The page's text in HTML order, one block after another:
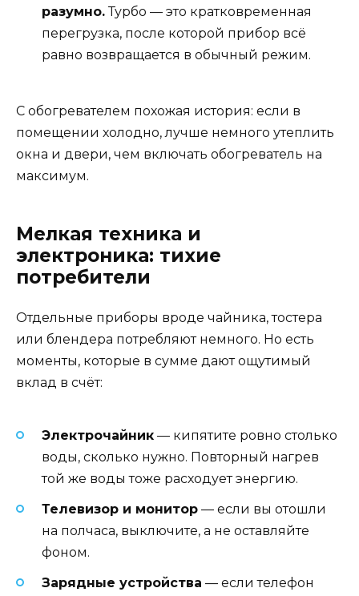
разумно.Турбо — это кратковременная
перегрузка, после которой прибор всё
равно возвращается в обычный режим.
С обогревателем похожая история: если в
помещении холодно, лучше немного утеплить
окна и двери, чем включать обогреватель на
максимум.
Мелкая техника и
электроника: тихие
потребители
Отдельные приборы вроде чайника, тостера
или блендера потребляют немного. Но есть
моменты, которые в сумме дают ощутимый
вклад в счёт:
Электрочайник — кипятите ровно столько
воды, сколько нужно. Повторный нагрев
той же воды тоже расходует энергию.
Телевизор и монитор — если вы отошли
на полчаса, выключите, а не оставляйте
фоном.
Зарядные устройства — если телефон